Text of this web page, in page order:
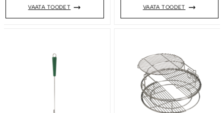
VAATA TOODET VAATA TOODET